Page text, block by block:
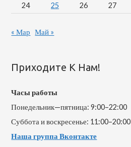
24
25 26 27
« Мар Май »
Приходите К Нам!
Часы работы
Понедельник—пятница: 9:00–22:00
Суббота и воскресенье: 11:00–20:00
Наша группа Вконтакте